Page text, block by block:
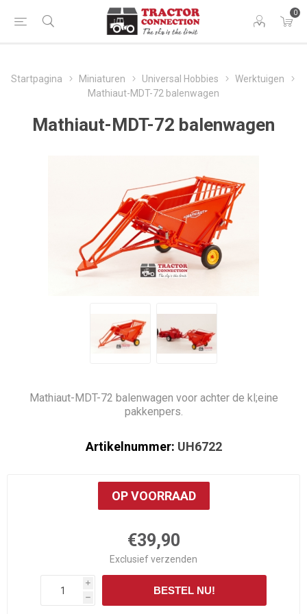
0
Startpagina Miniaturen Universal Hobbies
Werktuigen
Mathiaut-MDT-72 balenwagen
Mathiaut-MDT-72 balenwagen
Mathiaut-MDT-72 balenwagen voor achter de kl;eine
pakkenpers.
Artikelnummer: UH6722
OP VOORRAAD
€39,90
Exclusiefverzenden
i
h
BESTEL NU!